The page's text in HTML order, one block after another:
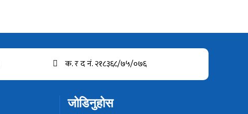
क. र द नं. २१८३६८/७५/०७६
जोडिनुहोस